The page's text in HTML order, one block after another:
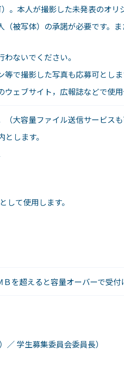
。本人が撮影した未発表のオリ
被写体）の承諾が必要です。
ないでください。
で撮影した写真も応募可としま
ェブサイト，広報誌などで使用
大容量ファイル送信サービスも
します。
て使用します。
を超えると容量オーバーで受付
学生募集委員会委員長）